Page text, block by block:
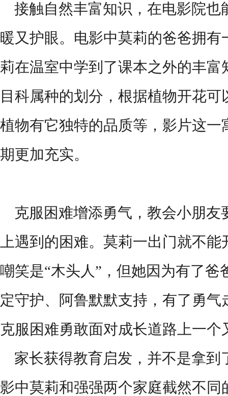
接触自然丰富知识，在电影院也
暖又护眼。电影中莫莉的爸爸拥有
莉在温室中学到了课本之外的丰富
目科属种的划分，根据植物开花
植物有它独特的品质等，影片这一
期更加充实。
克服困难增添勇气，教会小朋友
上遇到的困难。莫莉一出门就不
嘲笑是“木头人”，但她因为有了爸
定守护、阿鲁默默支持，有了勇气
克服困难勇敢面对成长道路上一个
家长获得教育启发，并不是拿到
影中莫莉和强强两个家庭截然不同